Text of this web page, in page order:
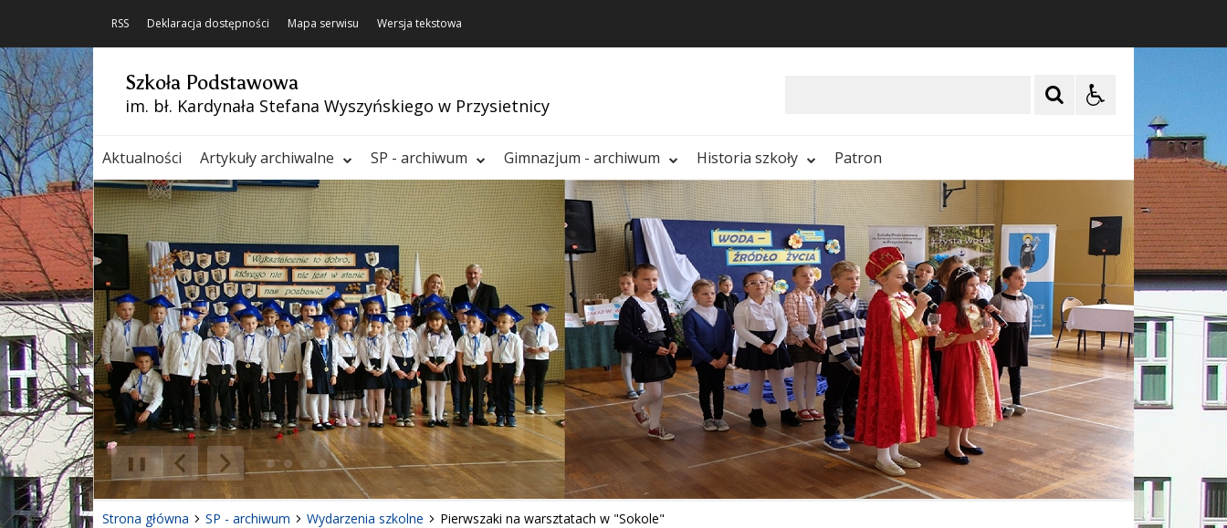
RSS Deklaracja dostępności Mapa serwisu Wersja tekstowa
Szkoła Podstawowa
im. bł. Kardynała Stefana Wyszyńskiego w Przysietnicy
Aktualności Artykuły archiwalne SP - archiwum Gimnazjum - archiwum Historia szkoły Patron
Poprzedni Element
Następny Element
❚❚
Strona główna SP - archiwum Wydarzenia szkolne Pierwszaki na warsztatach w "Sokole"